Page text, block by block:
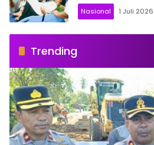
Nasional 1 Juli 2026
Trending